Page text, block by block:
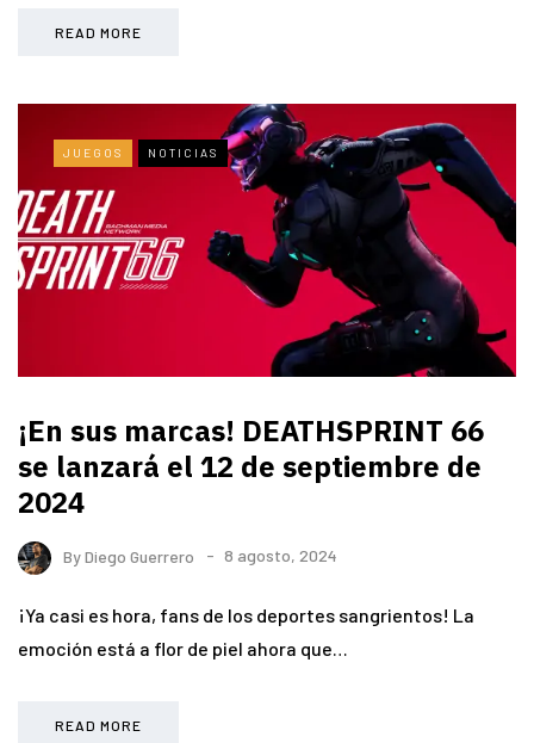
READ MORE
JUEGOS NOTICIAS
¡En sus marcas! DEATHSPRINT 66
se lanzará el 12 de septiembre de
2024
ByDiego Guerrero 8 agosto, 2024
¡Ya casi es hora, fans de los deportes sangrientos! La
emoción está a flor de piel ahora que…
READ MORE